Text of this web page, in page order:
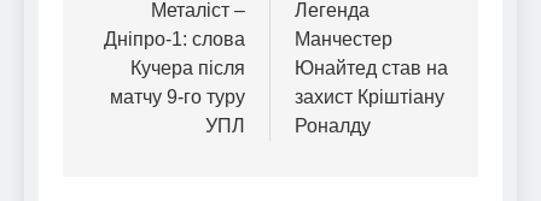
записівМеталіст –
Дніпро-1: слова
Кучера після
матчу 9-го туру
УПЛ
Легенда
Манчестер
Юнайтед став на
захист Кріштіану
Роналду